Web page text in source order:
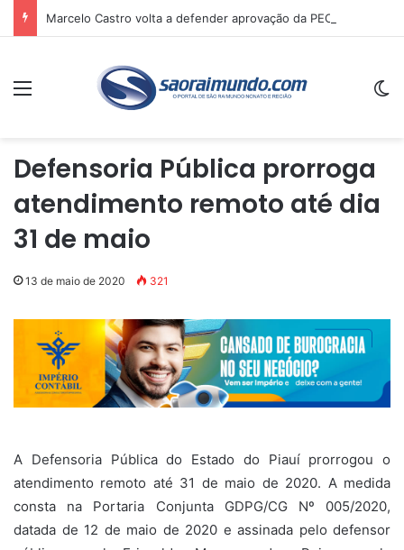
Menu
Defensoria Pública prorroga
atendimento remoto até dia
31 de maio
13 de maio de 2020 321
A Defensoria Pública do Estado do Piauí prorrogou o
atendimento remoto até 31 de maio de 2020. A medida
consta na Portaria Conjunta GDPG/CG Nº 005/2020,
datada de 12 de maio de 2020 e assinada pelo defensor